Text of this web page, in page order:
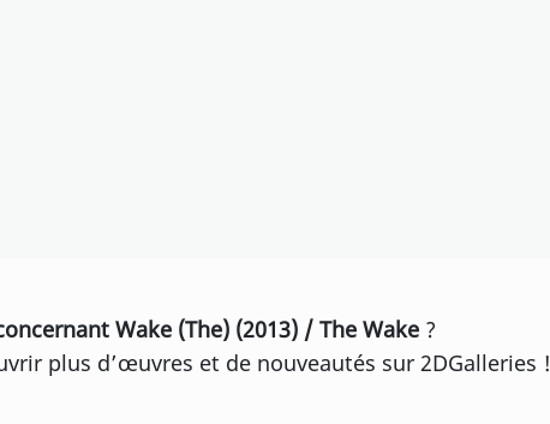
Wake (The) (2013) / The Wake ?
plus d’œuvres et de nouveautés sur 2DGalleries !